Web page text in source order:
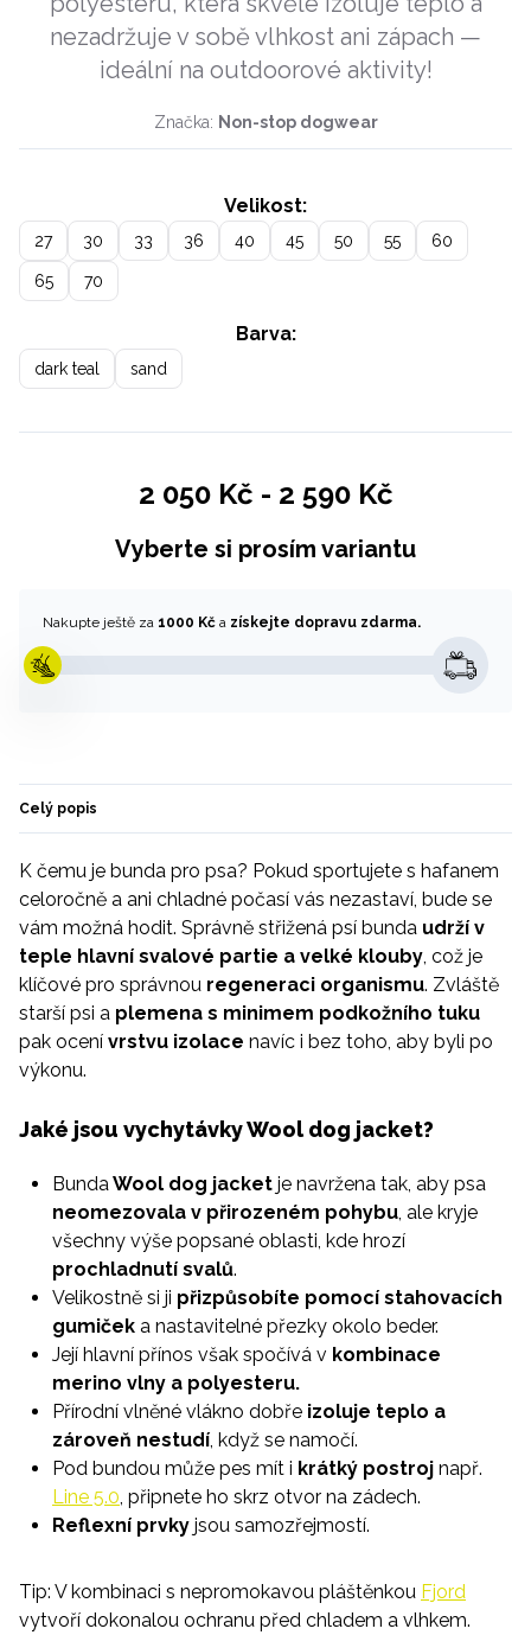
nezadržuje v sobě vlhkost ani zápach —
ideální na outdoorové aktivity!
Značka: Non-stop dogwear
Velikost:
27 30 33 36 40 45 50 55 60
65 70
Barva:
dark teal sand
2 050 Kč - 2 590 Kč
Vyberte si prosím variantu
Nakupte ještě za 1000 Kč a získejte dopravu zdarma.
Celý popis
K čemu je bunda pro psa? Pokud sportujete s hafanem
celoročně a ani chladné počasí vás nezastaví, bude se
vám možná hodit. Správně střižená psí bunda udrží v
teple hlavní svalové partie a velké klouby, což je
klíčové pro správnou regeneraci organismu. Zvláště
starší psi a plemena s minimem podkožního tuku
pak ocení vrstvu izolace navíc i bez toho, aby byli po
výkonu.
Jaké jsou vychytávky Wool dog jacket?
BundaWool dog jacket je navržena tak, aby psa
neomezovala v přirozeném pohybu, ale kryje
všechny výše popsané oblasti, kde hrozí
prochladnutí svalů.
Velikostně si ji přizpůsobíte pomocí stahovacích
gumiček a nastavitelné přezky okolo beder.
Její hlavní přínos však spočívá v kombinace
merino vlny a polyesteru.
Přírodní vlněné vlákno dobře izoluje teplo a
zároveň nestudí, když se namočí.
Pod bundou může pes mít i krátký postroj např.
Line 5.0, připnete ho skrz otvor na zádech.
Reflexní prvky jsou samozřejmostí.
Tip: V kombinaci s nepromokavou pláštěnkou Fjord
vytvoří dokonalou ochranu před chladem a vlhkem.